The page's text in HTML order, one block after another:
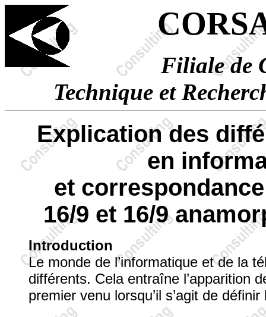
Filiale de
Technique et
Explication des
en
et
16/9 et 16/9
Introduction
Le monde de l’informatique et de la
différents. Cela entraîne l’apparition
premier venu lorsqu’il s’agit de